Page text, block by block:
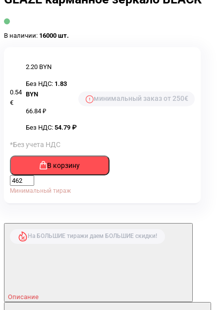
В наличии: 16000 шт.
0.54
€
2.20 BYN
Без НДС: 1.83
BYN
66.84 ₽
Без НДС:54.79 ₽
минимальный заказ от 250€
*Без учета НДС
В корзину
Минимальный тираж
На БОЛЬШИЕ тиражи даем БОЛЬШИЕ скидки!
Описание